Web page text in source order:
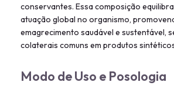
conservantes. Essa composição
atuação global no organismo,
emagrecimento saudável e sustentável,
colaterais comuns em produtos
Modo de Uso e Posologia